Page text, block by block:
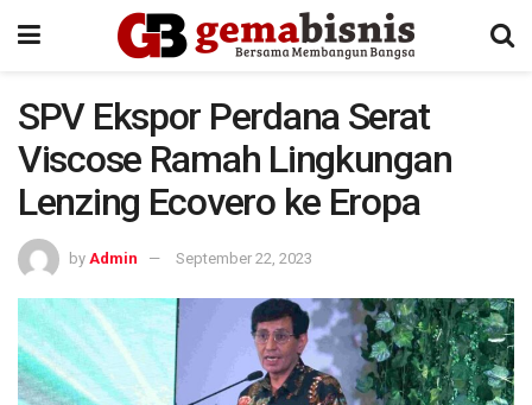
SPV Ekspor Perdana Serat
Viscose Ramah Lingkungan
Lenzing Ecovero ke Eropa
by Admin September 22, 2023